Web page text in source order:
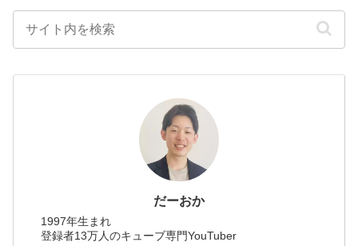
だーおか
1997年生まれ
登録者13万人のキューブ専門YouTuber